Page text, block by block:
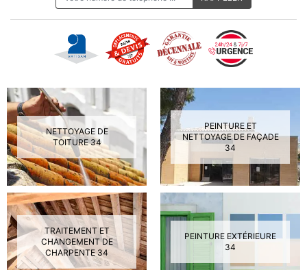
NETTOYAGE DE
TOITURE 34
PEINTURE ET
NETTOYAGE DE FAÇADE
34
TRAITEMENT ET
CHANGEMENT DE
CHARPENTE 34
PEINTURE EXTÉRIEURE
34